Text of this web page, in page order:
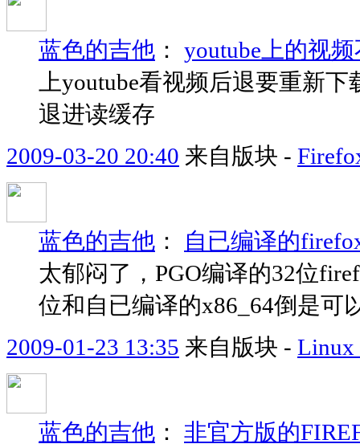
蓝色的吉他 ： youtube上的视
上youtube看视频后退要重新
退进读缓存
2009-03-20 20:40 来自版块 -
蓝色的吉他 ：
自已编译的
太郁闷了，PGO编译的32位
位和自已编译的x86_64倒是可
2009-01-23 13:35 来自版块 - Linux
蓝色的吉他 ： 非官方版的